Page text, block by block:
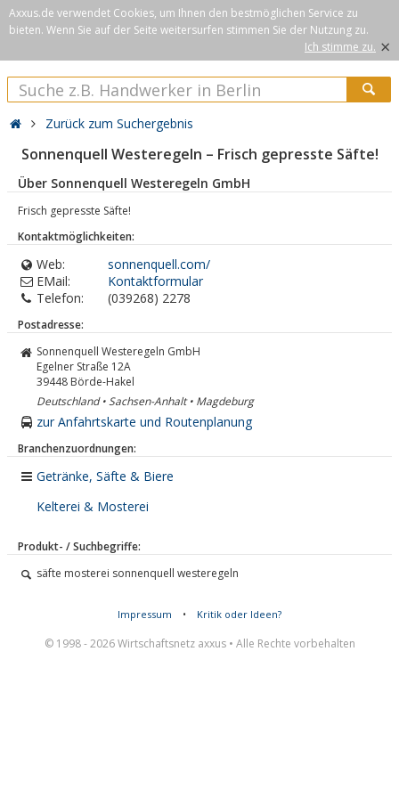
Axxus.de verwendet Cookies, um Ihnen den bestmöglichen Service zu
bieten. Wenn Sie auf der Seite weitersurfen stimmen Sie der Nutzung zu.
Ich stimme zu. ×
Zurück zum Suchergebnis
Sonnenquell Westeregeln – Frisch gepresste Säfte!
Über Sonnenquell Westeregeln GmbH
Frisch gepresste Säfte!
Kontaktmöglichkeiten:
Web:
sonnenquell.com/
EMail:
Kontaktformular
Telefon:
(039268) 2278
Postadresse:
Sonnenquell Westeregeln GmbH
Egelner Straße 12A
39448 Börde-Hakel
Deutschland • Sachsen-Anhalt • Magdeburg
zur Anfahrtskarte und Routenplanung
Branchenzuordnungen:
Getränke, Säfte & Biere
Kelterei & Mosterei
Produkt- / Suchbegriffe:
säfte mosterei sonnenquell westeregeln
Impressum • Kritik oder Ideen?
© 1998 - 2026 Wirtschaftsnetz axxus • Alle Rechte vorbehalten